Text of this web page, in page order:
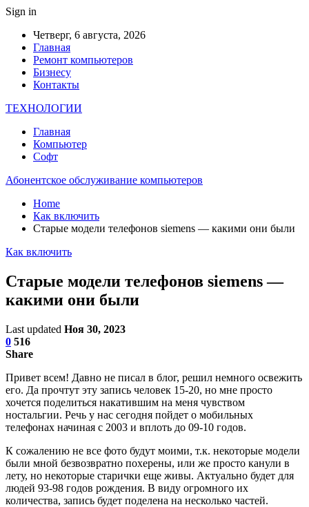
Sign in
Четверг, 6 августа, 2026
Главная
Ремонт компьютеров
Бизнесу
Контакты
ТЕХНОЛОГИИ
Главная
Компьютер
Софт
Абонентское обслуживание компьютеров
Home
Как включить
Старые модели телефонов siemens — какими они были
Как включить
Старые модели телефонов siemens —
какими они были
Last updated Ноя 30, 2023
0 516
Share
Привет всем! Давно не писал в блог, решил немного освежить
его. Да прочтут эту запись человек 15-20, но мне просто
хочется поделиться накатившим на меня чувством
ностальгии. Речь у нас сегодня пойдет о мобильных
телефонах начиная с 2003 и вплоть до 09-10 годов.
К сожалению не все фото будут моими, т.к. некоторые модели
были мной безвозвратно похерены, или же просто канули в
лету, но некоторые старички еще живы. Актуально будет для
людей 93-98 годов рождения. В виду огромного их
количества, запись будет поделена на несколько частей.